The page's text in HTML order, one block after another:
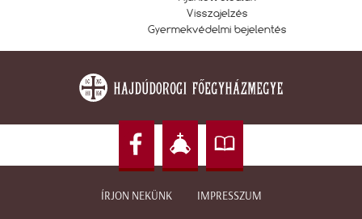
Visszajelzés
Gyermekvédelmi bejelentés
ÍRJON NEKÜNK IMPRESSZUM